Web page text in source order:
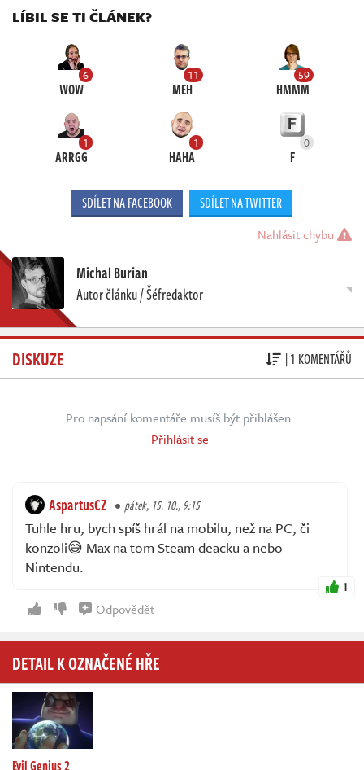
LÍBIL SE TI ČLÁNEK?
6
WOW
11
MEH
59
HMMM
1
ARRGG
1
HAHA
0
F
SDÍLET NA FACEBOOK SDÍLET NA TWITTER
Nahlásit chybu
Michal Burian
Autor článku / Šéfredaktor
DISKUZE | 1 KOMENTÁŘŮ
Pro napsání komentáře musíš být přihlášen.
Přihlásit se
AspartusCZ pátek, 15. 10., 9:15
Tuhle hru, bych spíš hrál na mobilu, než na PC, či
konzoli😅 Max na tom Steam deacku a nebo
Nintendu.
1
Odpovědět
DETAIL K OZNAČENÉ HŘE
Evil Genius 2